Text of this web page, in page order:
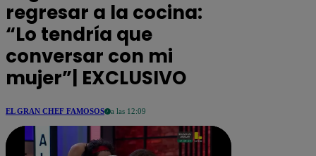
regresar a la cocina:
“Lo tendría que
conversar con mi
mujer”| EXCLUSIVO
EL GRAN CHEF FAMOSOS a las 12:09